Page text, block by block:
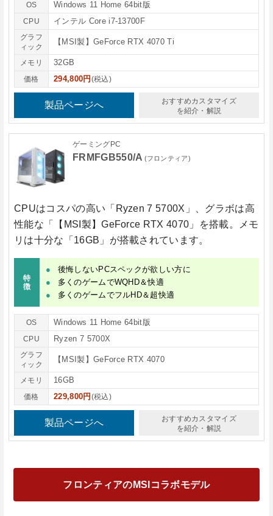
OS Windows 11 Home 64bit版
CPU インテル Core i7-13700F
グラフ
ィック
【MSI製】GeForce RTX 4070 Ti
メモリ 32GB
価格 294,800円(税込)
製品ページへ
おすすめカスタマイズ
を紹介・解説
ゲーミングPC
FRMFGB550/A (フロンティア)
CPUはコスパの高い 「Ryzen 7 5700X」
、グラボは高
性能な 「【MSI製】GeForce RTX 4070」
を搭載。メモ
リは十分な 「16GB」 が搭載されています。
特
徴
後悔しないPCスペックが欲しい方に
多くのゲームでWQHD＆快適
多くのゲームでフルHD＆超快適
OS Windows 11 Home 64bit版
CPU Ryzen 7 5700X
グラフ
ィック
【MSI製】GeForce RTX 4070
メモリ 16GB
価格 229,800円(税込)
製品ページへ
おすすめカスタマイズ
を紹介・解説
フロンティアのMSIコラボモデル